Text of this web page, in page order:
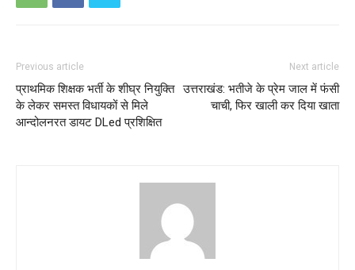
Previous article
प्राथमिक शिक्षक भर्ती के शीघ्र नियुक्ति
के लेकर समस्त विधायकों से मिले
आन्दोलनरत डायट DLed प्रशिक्षित
Next article
उत्तराखंड: भतीजे के प्रेम जाल में फंसी
चाची, फिर खाली कर दिया खाता